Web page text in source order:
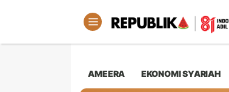
AMEERA EKONOMI SYARIAH